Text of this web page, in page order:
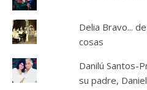
Delia Bravo...
cosas
Danilú Santos-
su padre,